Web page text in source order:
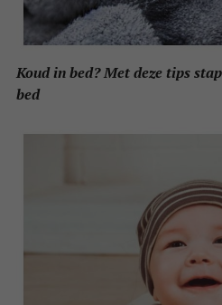
Koud in bed? Met deze tips
bed